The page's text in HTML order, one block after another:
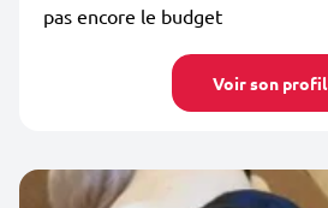
pas encore le budget
Voir son profil